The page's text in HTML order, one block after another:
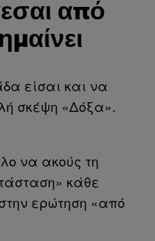
από
είσαι και να
σκέψη «Δόξα».
να ακούς τη
κάθε
ερώτηση «από